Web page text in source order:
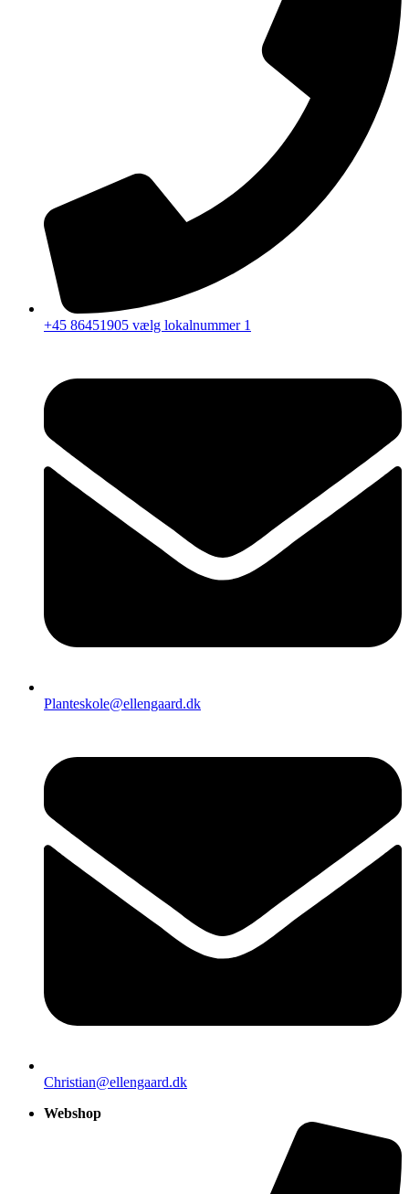
+45 86451905 vælg lokalnummer 1
Planteskole@ellengaard.dk
Christian@ellengaard.dk
Webshop